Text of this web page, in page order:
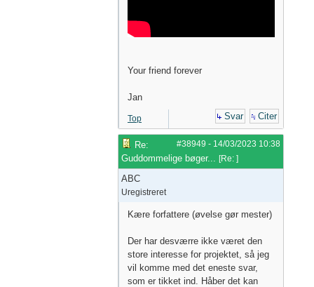
Your friend forever
Jan
Top Svar Citer
#38949 - 14/03/2023 10:38
Re:
Guddommelige bøger... [Re: ]
ABC
Uregistreret
Kære forfattere (øvelse gør mester)
Der har desværre ikke været den
store interesse for projektet, så jeg
vil komme med det eneste svar,
som er tikket ind. Håber det kan